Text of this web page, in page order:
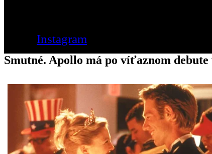
Instagram
Smutné. Apollo má po víťaznom